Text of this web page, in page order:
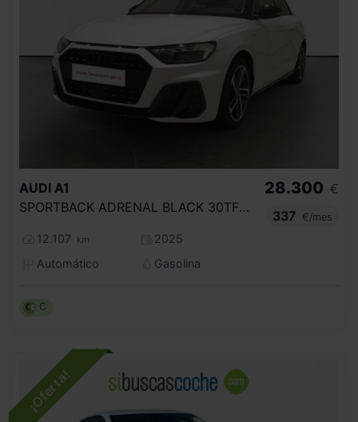
AUDI A1
SPORTBACK ADRENAL BLACK 30TFSI 85KW S TR
12.107 km
2025
Automático
Gasolina
28.300 €
337
€/mes
C